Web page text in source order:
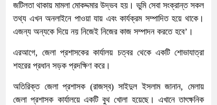
জটিলতা থাকায় মামলা মোকদ্দমার উদ্ভব হয়। ভুমি সেবা সংক্রান্ত সকল
তথ্য এখন অনলাইনে পাওয়া যায় এবং কার্যক্রম সম্পাদিত হয়ে থাকে।
এজন্য অন্যকে দিয়ে নয় নিজেই নিজের কাজ সম্পাদন করতে হবে’।
এরআগে, জেলা প্রশাসকের কার্যালয় চত্বর থেকে একটি শোভাযাত্রা
শহরের প্রধান সড়ক প্রদক্ষিণ করে।
অতিরিক্ত জেলা প্রশাসক (রাজস্ব) সাইদুল ইসলাম জানান, মেলায়
জেলা প্রশাসক কার্যালয়ে একটি বুথ খোলা হয়েছে। এখানে তাৎক্ষনিক